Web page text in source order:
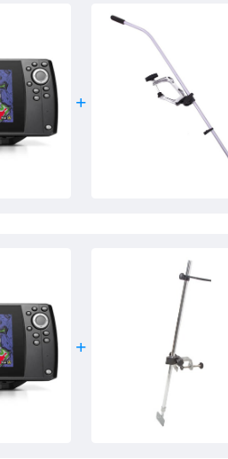
word geleverd met scherm, transom-
en heeft 1-Year Limited
zoals je van Humminbird gewend